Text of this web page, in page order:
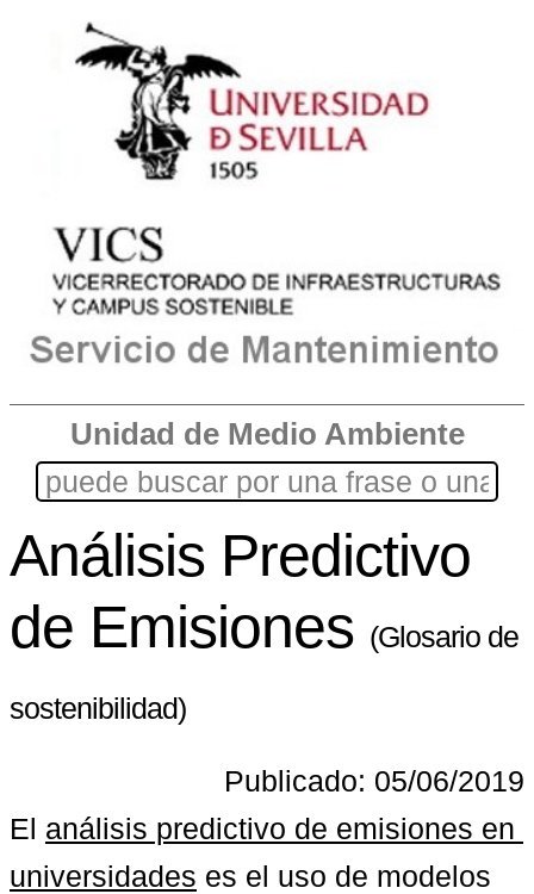
Unidad de Medio Ambiente
Análisis Predictivo
de Emisiones (Glosario de
sostenibilidad)
Publicado: 05/06/2019
El análisis predictivo de emisiones en
universidades es el uso de modelos